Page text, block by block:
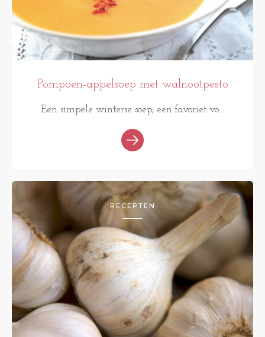
Pompoen-appelsoep met walnootpesto
Een simpele winterse soep; een favoriet vo...
RECEPTEN